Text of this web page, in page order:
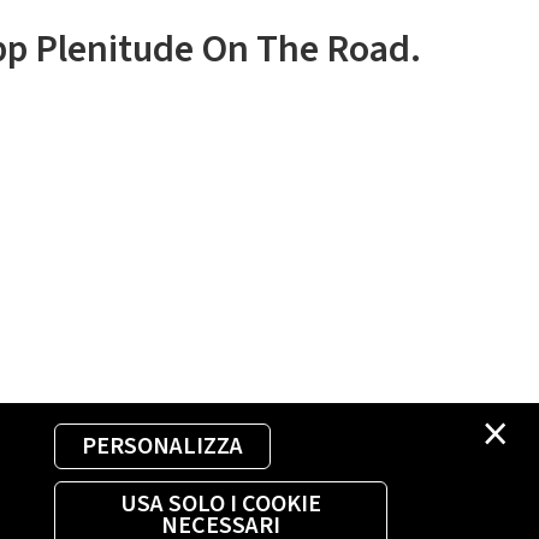
×
PERSONALIZZA
USA SOLO I COOKIE
NECESSARI
Plenitude On The Road.